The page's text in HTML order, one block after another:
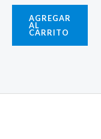
AGREGAR
AL
CARRITO